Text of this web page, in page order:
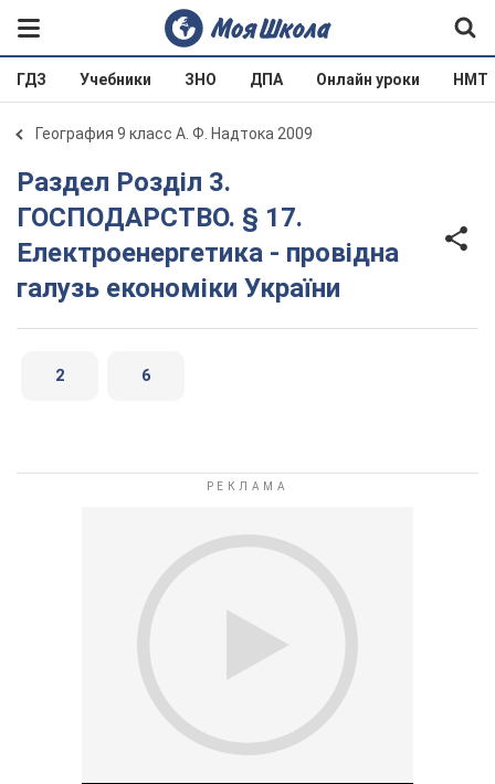
ГДЗ Учебники ЗНО ДПА Онлайн уроки НМТ
География 9 класс А. Ф. Надтока 2009
Раздел Розділ 3.
ГОСПОДАРСТВО. § 17.
Електроенергетика - провідна
галузь економіки України
2 6